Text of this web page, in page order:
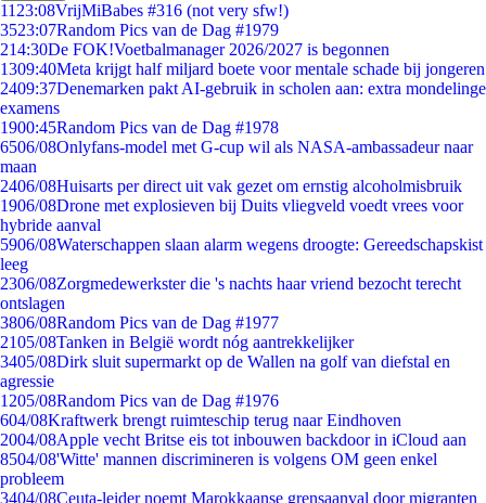
11 23:08VrijMiBabes #316 (not very sfw!)
3523:07Random Pics van de Dag #1979
214:30De FOK!Voetbalmanager 2026/2027 is begonnen
1309:40Meta krijgt half miljard boete voor mentale schade bij jongeren
2409:37Denemarken pakt AI-gebruik in scholen aan: extra mondelinge
examens
1900:45Random Pics van de Dag #1978
6506/08Onlyfans-model met G-cup wil als NASA-ambassadeur naar
maan
2406/08Huisarts per direct uit vak gezet om ernstig alcoholmisbruik
1906/08Drone met explosieven bij Duits vliegveld voedt vrees voor
hybride aanval
5906/08Waterschappen slaan alarm wegens droogte: Gereedschapskist
leeg
2306/08Zorgmedewerkster die 's nachts haar vriend bezocht terecht
ontslagen
3806/08Random Pics van de Dag #1977
2105/08Tanken in België wordt nóg aantrekkelijker
3405/08Dirk sluit supermarkt op de Wallen na golf van diefstal en
agressie
1205/08Random Pics van de Dag #1976
604/08Kraftwerk brengt ruimteschip terug naar Eindhoven
2004/08Apple vecht Britse eis tot inbouwen backdoor in iCloud aan
8504/08'Witte' mannen discrimineren is volgens OM geen enkel
probleem
3404/08Ceuta-leider noemt Marokkaanse grensaanval door migranten